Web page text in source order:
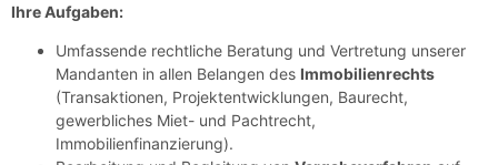
Ihre Aufgaben:
Umfassende rechtliche Beratung und Vertretung unserer
Mandanten in allen Belangen des Immobilienrechts
(Transaktionen, Projektentwicklungen, Baurecht,
gewerbliches Miet- und Pachtrecht,
Immobilienfinanzierung).